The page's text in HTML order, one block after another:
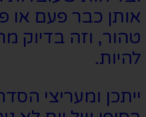
אותן כבר פעם או
טהור, וזה בדיוק
להיות.
ייתכן ומעריצי